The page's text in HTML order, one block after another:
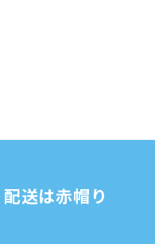
(8)
送は赤帽り